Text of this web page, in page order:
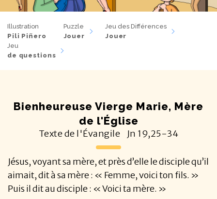
Illustration
Pili Piñero
Puzzle
Jouer
Jeu des Différences
Jouer
Jeu
de questions
Bienheureuse Vierge Marie, Mère
de l'Église
Texte de l'Évangile Jn 19,25-34
Jésus, voyant sa mère, et près d’elle le disciple qu’il
aimait, dit à sa mère : « Femme, voici ton fils. »
Puis il dit au disciple : « Voici ta mère. »